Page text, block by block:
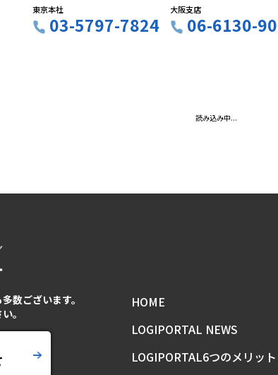
東京本社
03-5797-7824
大阪支店
06-6130-
読み込み中...
数ございます。
。
HOME
LOGIPORTAL NEWS
LOGIPORTAL6つのメリット